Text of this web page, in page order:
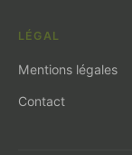
LÉGAL
Mentions légales
Contact